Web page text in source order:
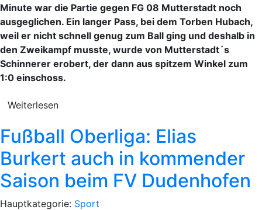
Minute war die Partie gegen FG 08 Mutterstadt noch
ausgeglichen. Ein langer Pass, bei dem Torben Hubach,
weil er nicht schnell genug zum Ball ging und deshalb in
den Zweikampf musste, wurde von Mutterstadt´s
Schinnerer erobert, der dann aus spitzem Winkel zum
1:0 einschoss.
Weiterlesen
Fußball Oberliga: Elias
Burkert auch in kommender
Saison beim FV Dudenhofen
Hauptkategorie: Sport